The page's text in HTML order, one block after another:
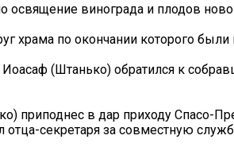
винограда и плодов
храма по окончании которого
(Штанько) обратился к
приподнес в дар приходу Спасо-
отца-секретаря за совместную